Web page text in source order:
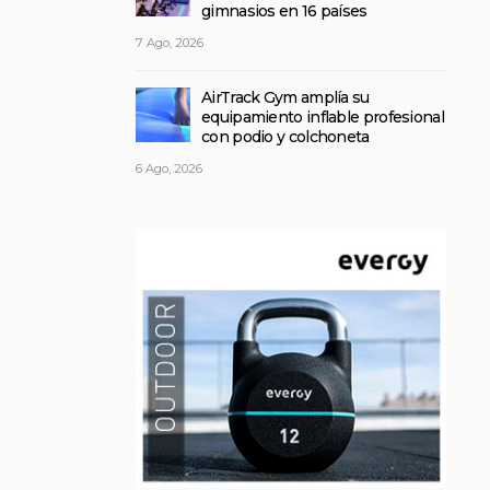
gimnasios en 16 países
7 Ago, 2026
AirTrack Gym amplía su
equipamiento inflable profesional
con podio y colchoneta
6 Ago, 2026